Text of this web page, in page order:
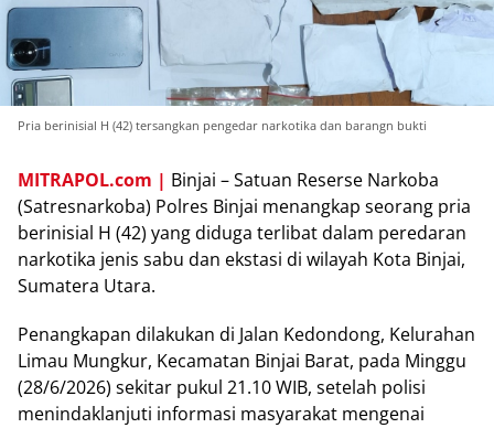
Pria berinisial H (42) tersangkan pengedar narkotika dan barangn bukti
MITRAPOL.com | Binjai – Satuan Reserse Narkoba
(Satresnarkoba) Polres Binjai menangkap seorang pria
berinisial H (42) yang diduga terlibat dalam peredaran
narkotika jenis sabu dan ekstasi di wilayah Kota Binjai,
Sumatera Utara.
Penangkapan dilakukan di Jalan Kedondong, Kelurahan
Limau Mungkur, Kecamatan Binjai Barat, pada Minggu
(28/6/2026) sekitar pukul 21.10 WIB, setelah polisi
menindaklanjuti informasi masyarakat mengenai